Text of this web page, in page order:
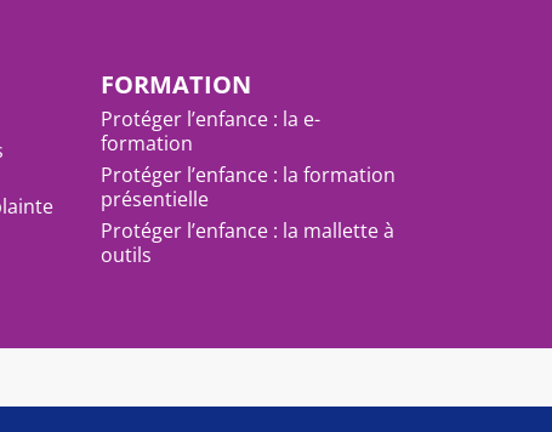
FORMATION
Protéger l’enfance : la e-
formation
Protéger l’enfance : la formation
présentielle
Protéger l’enfance : la mallette à
outils